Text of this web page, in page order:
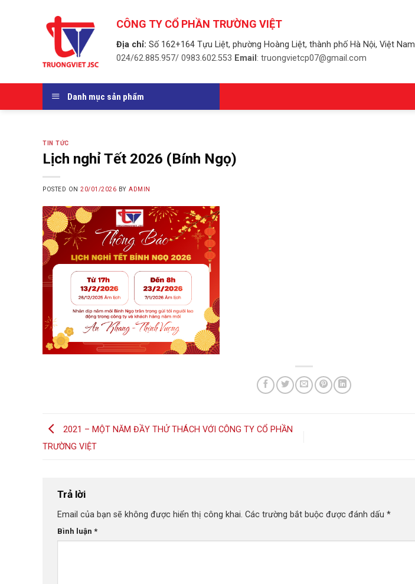
CÔNG TY CỔ PHẦN TRƯỜNG VIỆT
Địa chỉ: Số 162+164 Tựu Liệt, phường Hoàng Liệt, thành phố Hà Nội, Việt Nam
024/62.885.957/ 0983.602.553 Email : truongvietcp07@gmail.com
Danh mục sản phẩm
TIN TỨC
Lịch nghỉ Tết 2026 (Bính Ngọ)
POSTED ON20/01/2026 BYADMIN
2021 – MỘT NĂM ĐẦY THỬ THÁCH VỚI CÔNG TY CỔ PHẦN
TRƯỜNG VIỆT
Trả lời
Email của bạn sẽ không được hiển thị công khai. Các trường bắt buộc được đánh dấu *
Bình luận *